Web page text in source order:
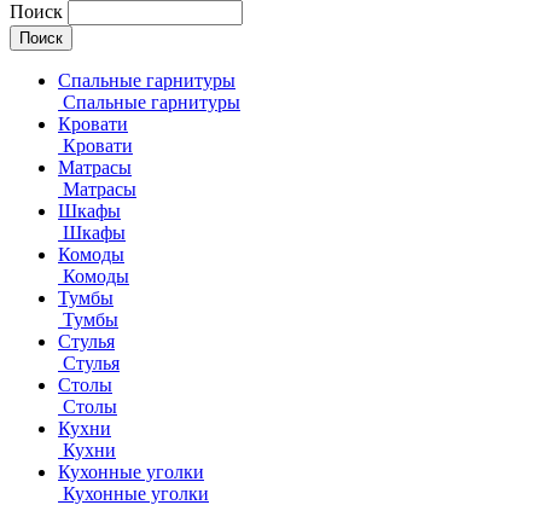
Поиск
Спальные гарнитуры
Спальные гарнитуры
Кровати
Кровати
Матрасы
Матрасы
Шкафы
Шкафы
Комоды
Комоды
Тумбы
Тумбы
Стулья
Стулья
Столы
Столы
Кухни
Кухни
Кухонные уголки
Кухонные уголки